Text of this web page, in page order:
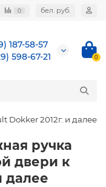
0 бел. руб.
187-58-57
598-67-21
0
Dokker 2012г. и далее
ручка
двери к
далее